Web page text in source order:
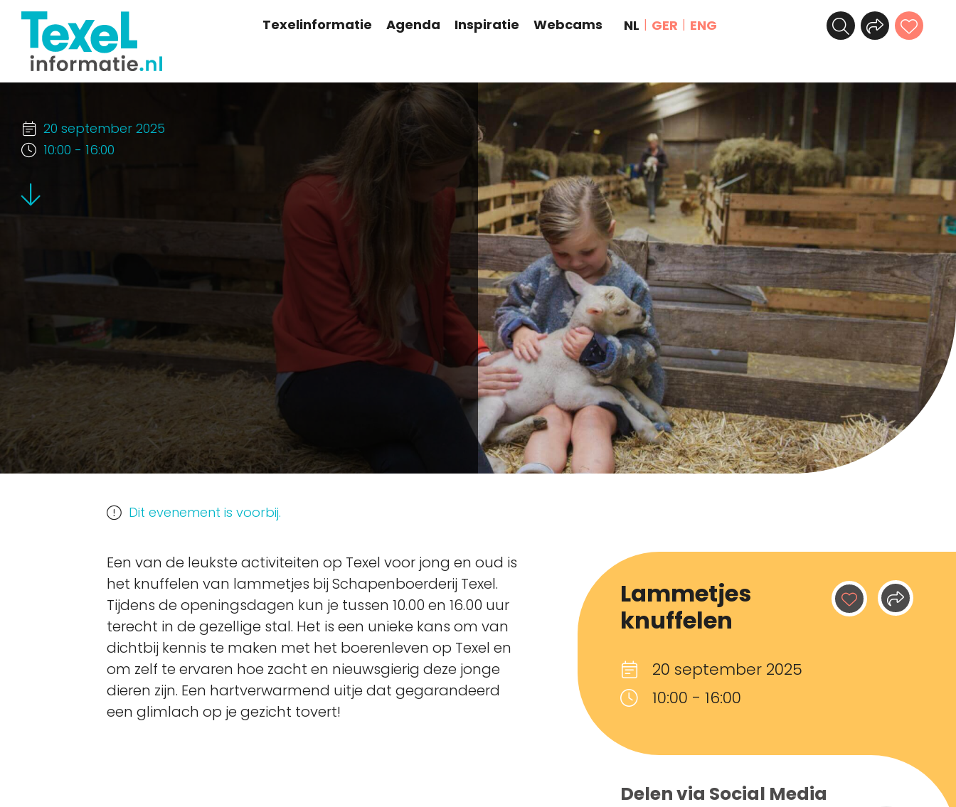
Texelinformatie Agenda Inspiratie Webcams NL GER ENG
20 september 2025
10:00 - 16:00
Dit evenement is voorbij.
Lammetjes
knuffelen
20 september 2025
10:00 - 16:00
Delen via Social Media
Een van de leukste activiteiten op Texel voor jong en oud is
het knuffelen van lammetjes bij Schapenboerderij Texel.
Tijdens de openingsdagen kun je tussen 10.00 en 16.00 uur
terecht in de gezellige stal. Het is een unieke kans om van
dichtbij kennis te maken met het boerenleven op Texel en
om zelf te ervaren hoe zacht en nieuwsgierig deze jonge
dieren zijn. Een hartverwarmend uitje dat gegarandeerd
een glimlach op je gezicht tovert!